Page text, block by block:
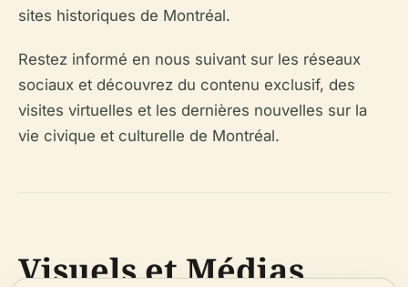
sites historiques de Montréal.
Restez informé en nous suivant sur les réseaux
sociaux et découvrez du contenu exclusif, des
visites virtuelles et les dernières nouvelles sur la
vie civique et culturelle de Montréal.
Visuels et Médias